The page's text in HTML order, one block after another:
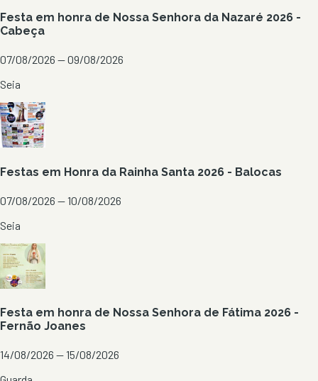
Festa em honra de Nossa Senhora da Nazaré 2026 -
Cabeça
07/08/2026 — 09/08/2026
Seia
Festas em Honra da Rainha Santa 2026 - Balocas
07/08/2026 — 10/08/2026
Seia
Festa em honra de Nossa Senhora de Fátima 2026 -
Fernão Joanes
14/08/2026 — 15/08/2026